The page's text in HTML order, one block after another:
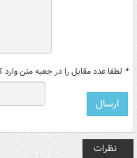
* لطفا عدد مقابل را در جعبه متن وارد
نظرات